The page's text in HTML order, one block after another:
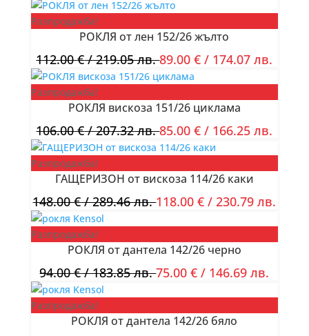
Разпродажба!
РОКЛЯ от лен 152/26 жълто
112.00€/ 219.05 лв.89.00€ / 174.07 лв.
Разпродажба!
РОКЛЯ вискоза 151/26 циклама
106.00€/ 207.32 лв.85.00€ / 166.25 лв.
Разпродажба!
ГАЩЕРИЗОН от вискоза 114/26 каки
148.00€/ 289.46 лв.118.00€ / 230.79 лв.
Разпродажба!
РОКЛЯ от дантела 142/26 черно
94.00€/ 183.85 лв.75.00€ / 146.69 лв.
Разпродажба!
РОКЛЯ от дантела 142/26 бяло